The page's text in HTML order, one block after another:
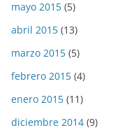
mayo 2015 (5)
abril 2015 (13)
marzo 2015 (5)
febrero 2015 (4)
enero 2015 (11)
diciembre 2014 (9)